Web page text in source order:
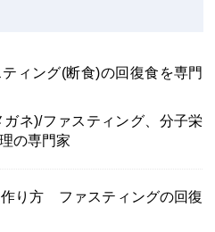
ィング(断食)の回復食を専門
ネ)/ファスティング、分子栄
の専門家
り方 ファスティングの回復